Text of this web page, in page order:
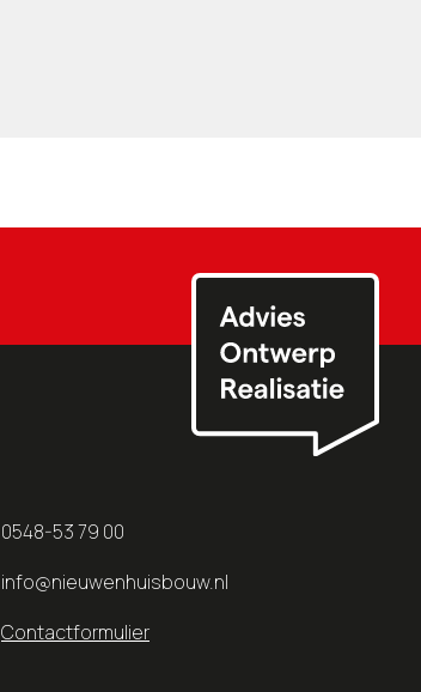
0548-53 79 00
info@nieuwenhuisbouw.nl
Contactformulier